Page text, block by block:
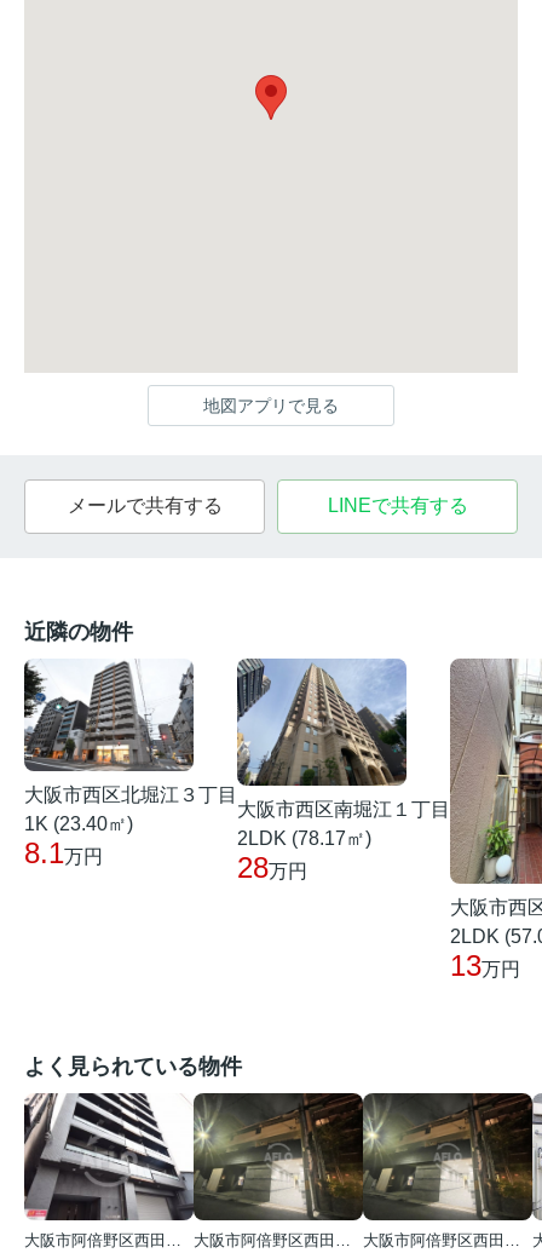
地図アプリで見る
メールで共有する LINEで共有する
近隣の物件
大阪市西区北堀江３丁目
1K (23.40㎡)
8.1万円
大阪市西区南堀江１丁目
2LDK (78.17㎡)
28万円
大阪市西
2LDK
13万円
よく見られている物件
大阪市阿倍野区西田辺町１丁目
大阪市阿倍野区西田辺町１丁目
大阪市阿倍野区西田辺町１丁目